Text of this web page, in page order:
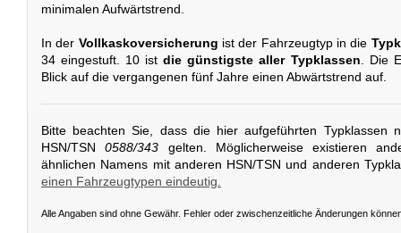
minimalen Aufwärtstrend.
In der Vollkaskoversicherung ist der Fahrzeugtyp in die
34 eingestuft. 10 istdie günstigste aller Typklassen. Die
Blick auf die vergangenen fünf Jahre einen Abwärtstrend auf.
Bitte beachten Sie, dass die hier aufgeführten Typklassen
HSN/TSN0588/343 gelten. Möglicherweise existieren
ähnlichen Namens mit anderen HSN/TSN und anderen
einen Fahrzeugtypen eindeutig.
Alle Angaben sind ohne Gewähr. Fehler oder zwischenzeitliche Änderungen